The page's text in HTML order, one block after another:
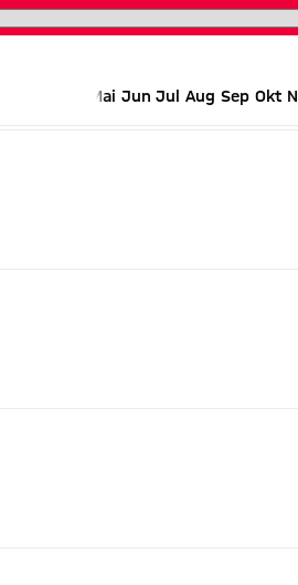
Events auf
Mai Jun Jul Aug Sep Okt